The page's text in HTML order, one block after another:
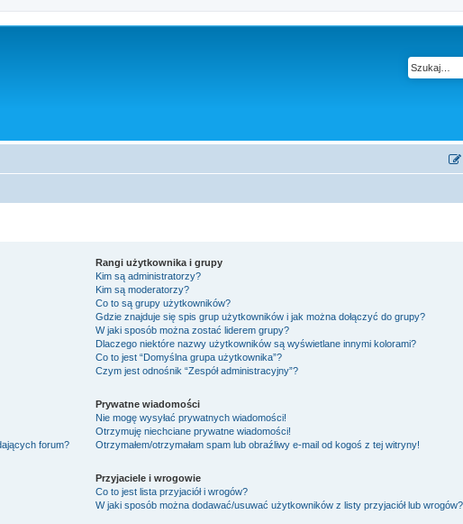
forum?
Rangi użytkownika i grupy
Kim są administratorzy?
Kim są moderatorzy?
Co to są grupy użytkowników?
Gdzie znajduje się spis grup użytkowników i jak można dołączyć do grupy?
W jaki sposób można zostać liderem grupy?
Dlaczego niektóre nazwy użytkowników są wyświetlane innymi kolorami?
Co to jest “Domyślna grupa użytkownika”?
Czym jest odnośnik “Zespół administracyjny”?
Prywatne wiadomości
Nie mogę wysyłać prywatnych wiadomości!
Otrzymuję niechciane prywatne wiadomości!
Otrzymałem/otrzymałam spam lub obraźliwy e-mail od kogoś z tej witryny!
Przyjaciele i wrogowie
Co to jest lista przyjaciół i wrogów?
W jaki sposób można dodawać/usuwać użytkowników z listy przyjaciół lub wrogów?